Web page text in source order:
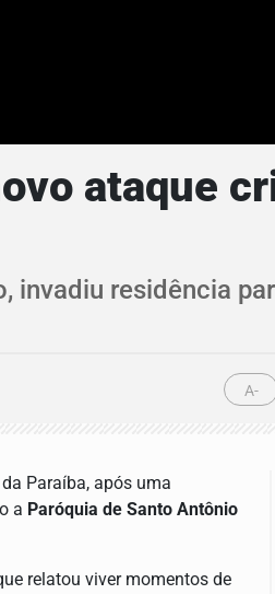
ataque
invadiu residência
A-
Paraíba, após uma
a Paróquia de Santo Antônio
relatou viver momentos de